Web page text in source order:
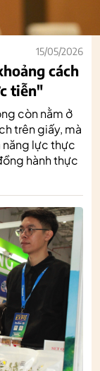
15/05/2026
cách
tiễn"
còn nằm ở
trên giấy, mà
năng lực thực
hành thực